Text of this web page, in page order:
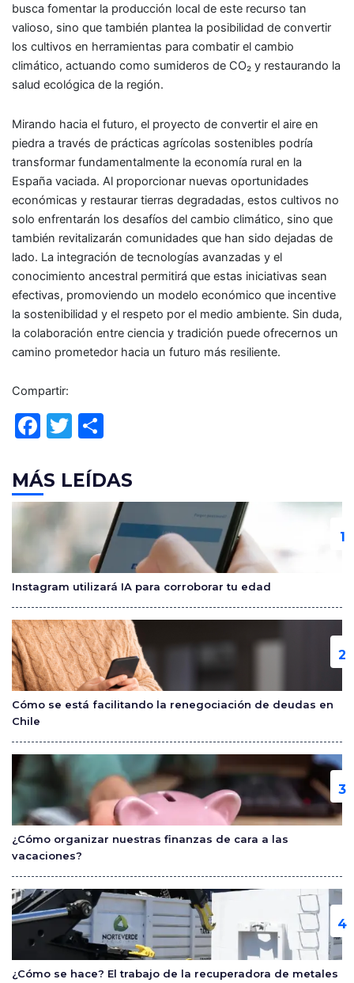
busca fomentar la producción local de este recurso tan
valioso, sino que también plantea la posibilidad de convertir
los cultivos en herramientas para combatir el cambio
climático, actuando como sumideros de CO₂ y restaurando la
salud ecológica de la región.
Mirando hacia el futuro, el proyecto de convertir el aire en
piedra a través de prácticas agrícolas sostenibles podría
transformar fundamentalmente la economía rural en la
España vaciada. Al proporcionar nuevas oportunidades
económicas y restaurar tierras degradadas, estos cultivos no
solo enfrentarán los desafíos del cambio climático, sino que
también revitalizarán comunidades que han sido dejadas de
lado. La integración de tecnologías avanzadas y el
conocimiento ancestral permitirá que estas iniciativas sean
efectivas, promoviendo un modelo económico que incentive
la sostenibilidad y el respeto por el medio ambiente. Sin duda,
la colaboración entre ciencia y tradición puede ofrecernos un
camino prometedor hacia un futuro más resiliente.
Compartir:
F
c
e
b
o
k
T
itt
er
m
p
ar
tir
MÁS LEÍDAS
Instagram utilizará IA para corroborar tu edad
Cómo se está facilitando la renegociación de deudas en
Chile
¿Cómo organizar nuestras finanzas de cara a las
vacaciones?
¿Cómo se hace? El trabajo de la recuperadora de metales